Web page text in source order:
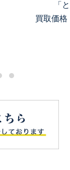
「
買取価格